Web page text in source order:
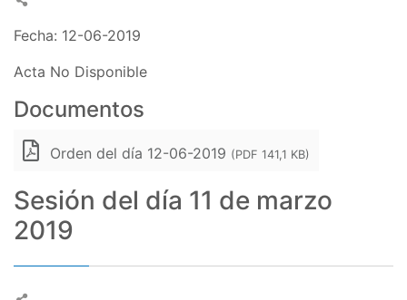
Fecha: 12-06-2019
Acta No Disponible
Documentos
Orden del día 12-06-2019 (PDF 141,1 KB)
Sesión del día 11 de marzo
2019